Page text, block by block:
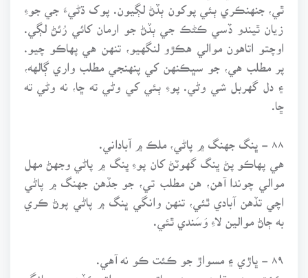
ٿي، جنهنڪري ٻئي پوکون ٻڏڻ لڳيون. پوک ڌڻيءَ جي جوءِ
زيان ٿيندو ڏسي ڪڻڪ جي ٻڏڻ جو ارمان کائي رُئڻ لڳي.
اوچتو اتاهون موالي هڪڙو لنگهيو، تنهن هي پهاڪو چيو.
پر مطلب هي، جو سڀڪنهن کي پنهنجي مطلب واري ڳالهه،
۽ دل گهربل شي وڻي. پوءِ ٻئي کي وڻي ته ڇا، نه وڻي ته
ڇا.
هي پهاڪو پڻ ڀنگ گهوٽڻ کان پوءِ ڀنگ ۾ پاڻي وجهڻ مهل
موالي چوندا آهن، هن مطلب تي، جو جڏهن جهنگ ۾ پاڻي
اچي تڏهن آبادي ٿئي، تنهن وانگي ڀنگ ۾ پاڻي پوڻ ڪري
به ڄاڻ موالين لاءِ وَسَندي ٿئي.
ڪئت يعني قاعدو، يعني ڀاڙو ۽ مسواڙ ڪڏهين سهانگو